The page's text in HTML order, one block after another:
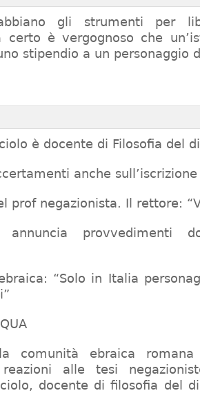
gli strumenti per
certo è vergognoso che
stipendio a un personaggio
è docente di Filosofia del
anche
prof negazionista. Il rettore:
annuncia provvedimenti
“Solo in Italia
comunità ebraica
alle tesi
docente di filosofia del